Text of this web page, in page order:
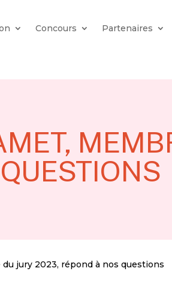
Concours Partenaires
du jury 2023, répond à nos questions